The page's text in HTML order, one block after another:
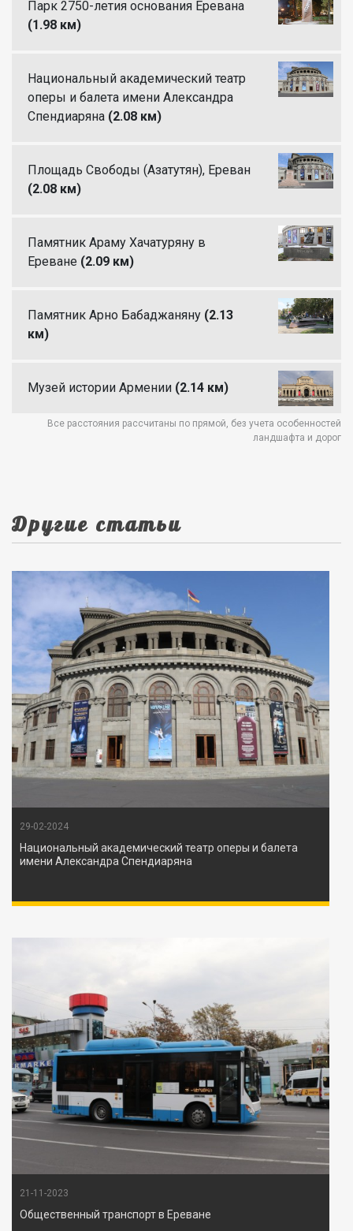
Парк 2750-летия основания Еревана
(1.98 км)
Национальный академический театр
оперы и балета имени Александра
Спендиаряна (2.08 км)
Площадь Свободы (Азатутян), Ереван
(2.08 км)
Памятник Араму Хачатуряну в
Ереване (2.09 км)
Памятник Арно Бабаджаняну (2.13
км)
Музей истории Армении (2.14 км)
Все расстояния рассчитаны по прямой, без учета особенностей
ландшафта и дорог
Другие статьи
29-02-2024
Национальный академический театр оперы и балета
имени Александра Спендиаряна
21-11-2023
Общественный транспорт в Ереване